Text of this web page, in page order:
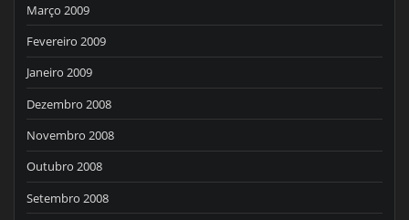
Março 2009
Fevereiro 2009
Janeiro 2009
Dezembro 2008
Novembro 2008
Outubro 2008
Setembro 2008